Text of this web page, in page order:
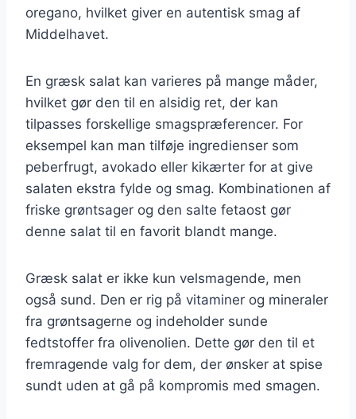
oregano, hvilket giver en autentisk smag af
Middelhavet.
En græsk salat kan varieres på mange måder,
hvilket gør den til en alsidig ret, der kan
tilpasses forskellige smagspræferencer. For
eksempel kan man tilføje ingredienser som
peberfrugt, avokado eller kikærter for at give
salaten ekstra fylde og smag. Kombinationen af
friske grøntsager og den salte fetaost gør
denne salat til en favorit blandt mange.
Græsk salat er ikke kun velsmagende, men
også sund. Den er rig på vitaminer og mineraler
fra grøntsagerne og indeholder sunde
fedtstoffer fra olivenolien. Dette gør den til et
fremragende valg for dem, der ønsker at spise
sundt uden at gå på kompromis med smagen.